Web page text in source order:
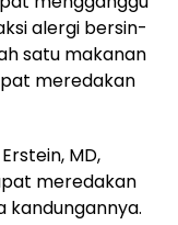
alergi bersin-
satu makanan
meredakan
MD,
meredakan
kandungannya.